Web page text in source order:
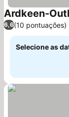
Ardkeen-
6,6(10 pontuações)
Selecione as